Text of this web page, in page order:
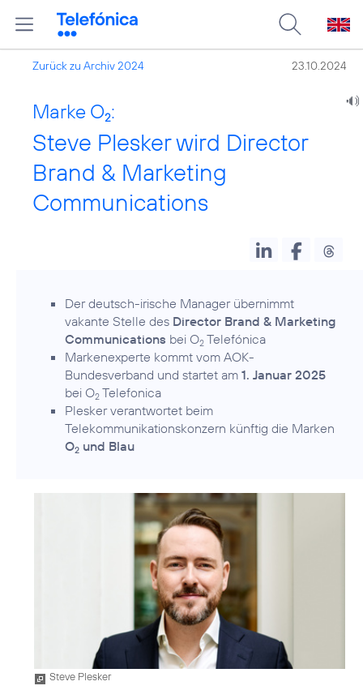
Zurück zu Archiv 2024 23.10.2024
Marke O2:
Steve Plesker wird Director
Brand & Marketing
Communications
Der deutsch-irische Manager übernimmt
vakante Stelle des Director Brand & Marketing
Communications bei O2 Telefónica
Markenexperte kommt vom AOK-
Bundesverband und startet am 1. Januar 2025
bei O2 Telefonica
Plesker verantwortet beim
Telekommunikationskonzern künftig die Marken
O2 und Blau
Steve Plesker